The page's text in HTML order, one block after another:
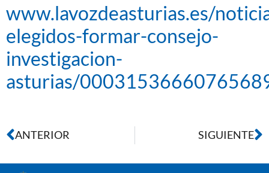
www.lavozdeasturias.es/
elegidos-formar-consejo-
investigacion-
asturias/
ANTERIOR SIGUIENTE